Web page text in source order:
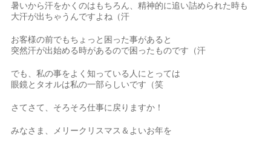
暑いから汗をかくのはもちろん、精神的に追い詰められた時も
大汗が出ちゃうんですよね（汗
お客様の前でもちょっと困った事があると
突然汗が出始める時があるので困ったものです（汗
でも、私の事をよく知っている人にとっては
眼鏡とタオルは私の一部らしいです（笑
さてさて、そろそろ仕事に戻りますか！
みなさま、メリークリスマス＆よいお年を